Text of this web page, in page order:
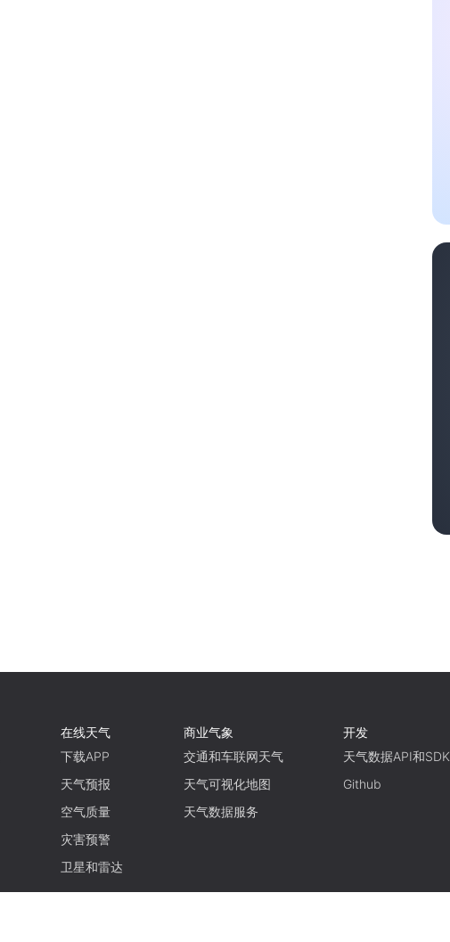
在线天气
下载APP
天气预报
空气质量
灾害预警
卫星和雷达
商业气象
交通和车联网天气
天气可视化地图
天气数据服务
开发
天气数据API和SDK
Github